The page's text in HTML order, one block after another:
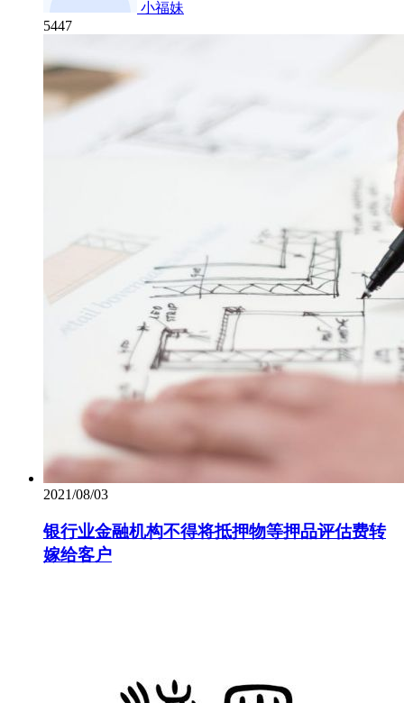
小福妹
5447
2021/08/03
银行业金融机构不得将抵押物等押品评估费转
嫁给客户